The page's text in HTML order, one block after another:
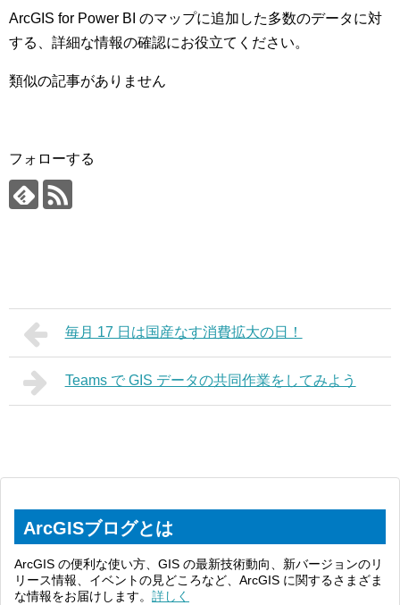
ArcGIS for Power BI のマップに追加した多数のデータに対
する、詳細な情報の確認にお役立てください。
類似の記事がありません
フォローする
毎月 17 日は国産なす消費拡大の日！
Teams で GIS データの共同作業をしてみよう
ArcGISブログとは
ArcGIS の便利な使い方、GIS の最新技術動向、新バージョンのリ
リース情報、イベントの見どころなど、ArcGIS に関するさまざま
な情報をお届けします。 詳しく